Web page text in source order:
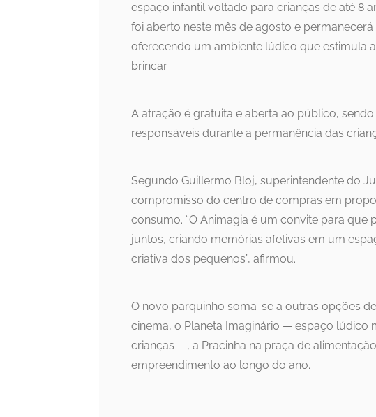
espaço infantil voltado para crianças de até 8
foi aberto neste mês de agosto e
oferecendo um ambiente lúdico que estimula
brincar.
A atração é gratuita e aberta ao público,
responsáveis durante a permanência das
Segundo Guillermo Bloj, superintendente do
compromisso do centro de compras em
consumo. “O Animagia é um convite para que
juntos, criando memórias afetivas em um
criativa dos pequenos”, afirmou.
O novo parquinho soma-se a outras opções
cinema, o Planeta Imaginário — espaço lúdico
crianças —, a Pracinha na praça de
empreendimento ao longo do ano.